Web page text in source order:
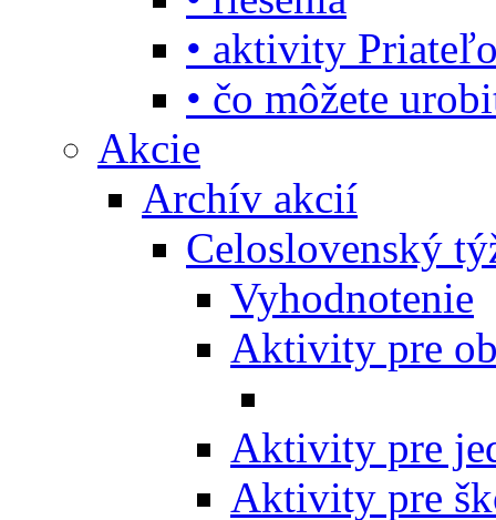
• aktivity
• čo môžete
Akcie
Archív akcií
Celoslovenský
Vyhodnotenie
Aktivity pre
Aktivity pre
Aktivity pre